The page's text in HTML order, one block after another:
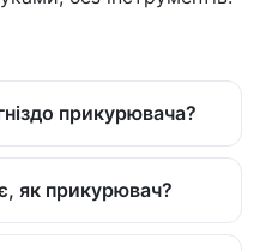
прикурювача?
як прикурювач?